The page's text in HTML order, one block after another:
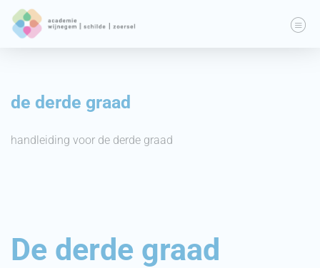
de derde graad
handleiding voor de derde graad
De derde graad